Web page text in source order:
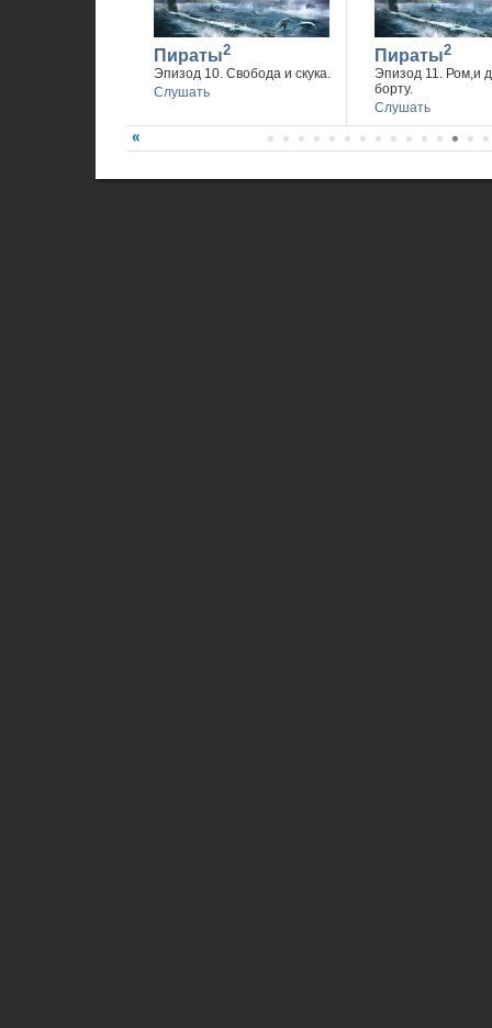
Пираты2
Эпизод 10. Свобода и скука.
Слушать
Пираты2
Эпизод 11. Ром,и
борту.
Слушать